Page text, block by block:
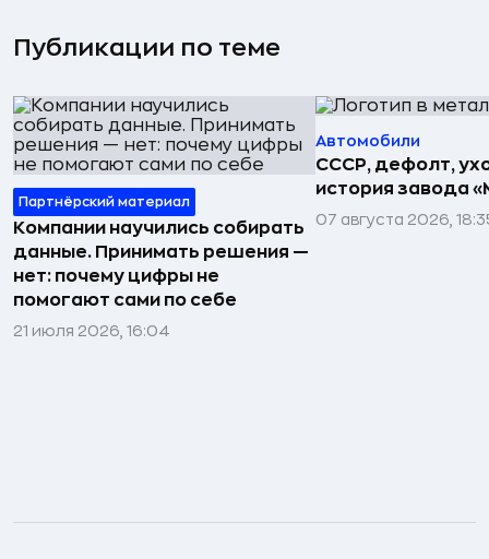
Публикации по теме
Партнёрский материал
Компании научились собирать
данные. Принимать решения —
нет: почему цифры не
помогают сами по себе
21 июля 2026, 16:04
Автомобили
СССР, дефолт,
история завода
07 августа 2026,